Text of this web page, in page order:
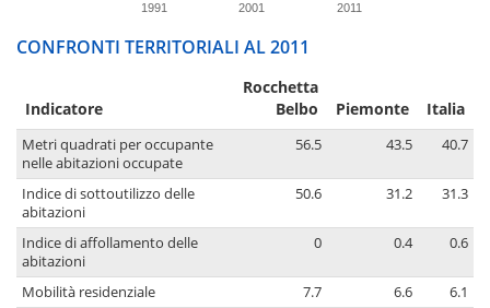
1991 2001 2011
CONFRONTI TERRITORIALI AL 2011
Indicatore
Rocchetta
Belbo
Piemonte Italia
Metri quadrati per occupante
nelle abitazioni occupate
56.5 43.5 40.7
Indice di sottoutilizzo delle
abitazioni
50.6 31.2 31.3
Indice di affollamento delle
abitazioni
0 0.4 0.6
Mobilità residenziale 7.7 6.6 6.1